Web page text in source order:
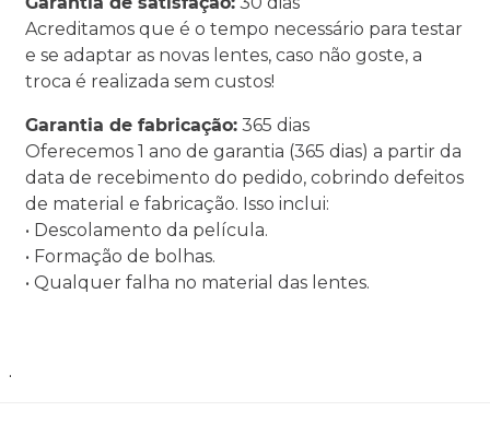
Acreditamos que é o tempo necessário para testar
e se adaptar as novas lentes, caso não goste, a
troca é realizada sem custos!
Garantia de fabricação: 365 dias
Oferecemos 1 ano de garantia (365 dias) a partir da
data de recebimento do pedido, cobrindo defeitos
de material e fabricação. Isso inclui:
• Descolamento da película.
• Formação de bolhas.
• Qualquer falha no material das lentes.
.